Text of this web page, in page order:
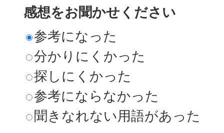
感想をお聞かせください
参考になった
分かりにくかった
探しにくかった
参考にならなかった
聞きなれない用語があった